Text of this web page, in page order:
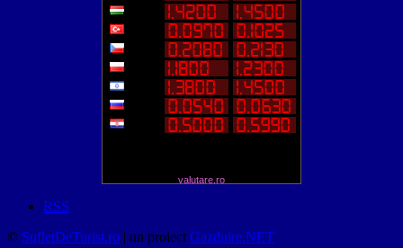
valutare.ro
RSS
© SufletDeTurist.ro | un proiect Gazduire.NET